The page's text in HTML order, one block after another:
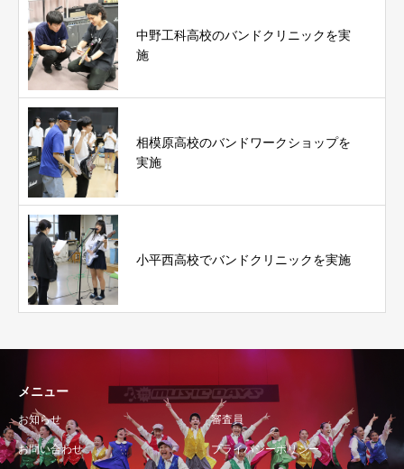
中野工科高校のバンドクリニックを実
施
相模原高校のバンドワークショップを
実施
小平西高校でバンドクリニックを実施
メニュー
お知らせ 審査員
お問い合わせ プライバシーポリシー